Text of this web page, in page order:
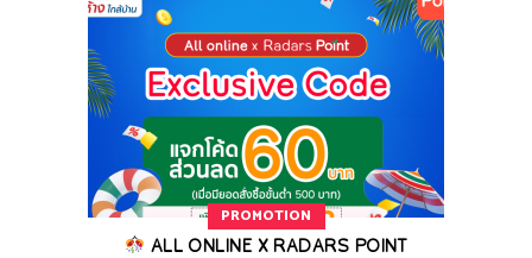
PROMOTION
ALL ONLINE X RADARS POINT